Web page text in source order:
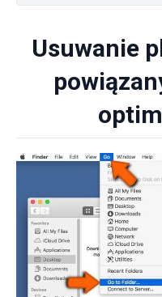
Usuwanie